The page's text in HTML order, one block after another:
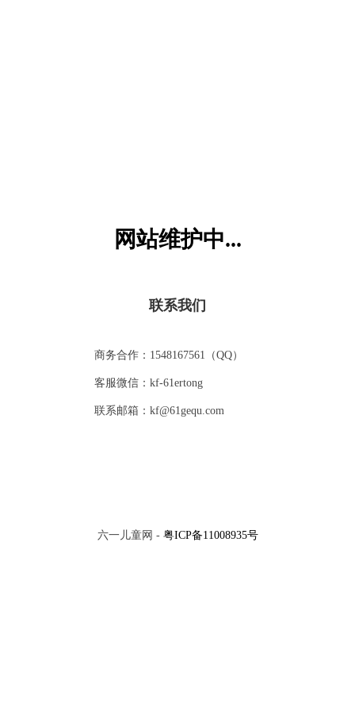
网站维护中...
联系我们
商务合作：1548167561（QQ）
客服微信：kf-61ertong
联系邮箱：kf@61gequ.com
六一儿童网 - 粤ICP备11008935号